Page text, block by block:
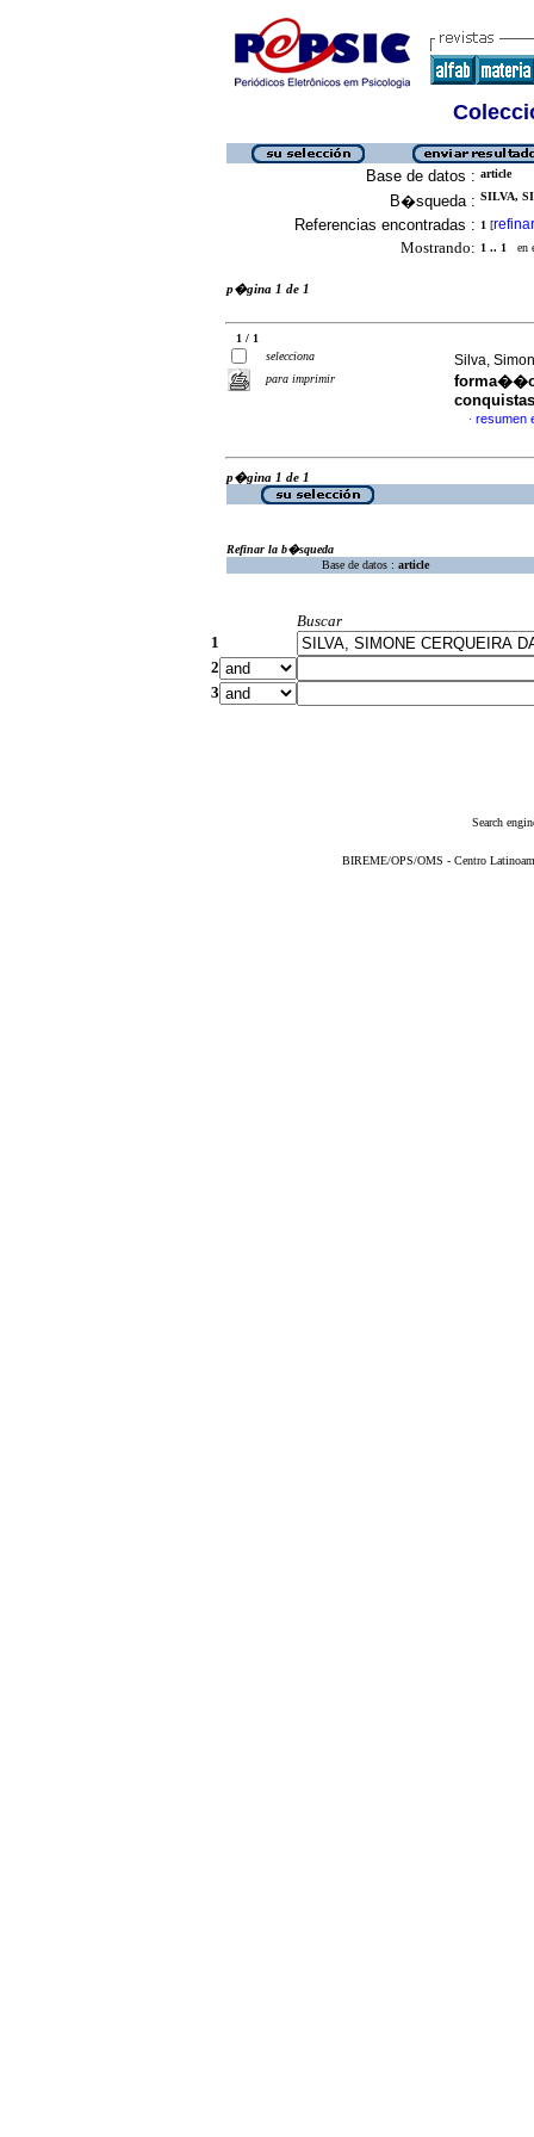
Base de datos : article
B�squeda : SILVA,
Referencias encontradas : 1 [refinar
Mostrando: 1 .. 1 en
p�gina 1 de 1
1 / 1
selecciona
para imprimir
Silva,
conquistas
· resumen
p�gina 1 de 1
Refinar la b�squeda
Base de datos : article
Buscar
1
2
3
Search
BIREME/OPS/OMS - Centro